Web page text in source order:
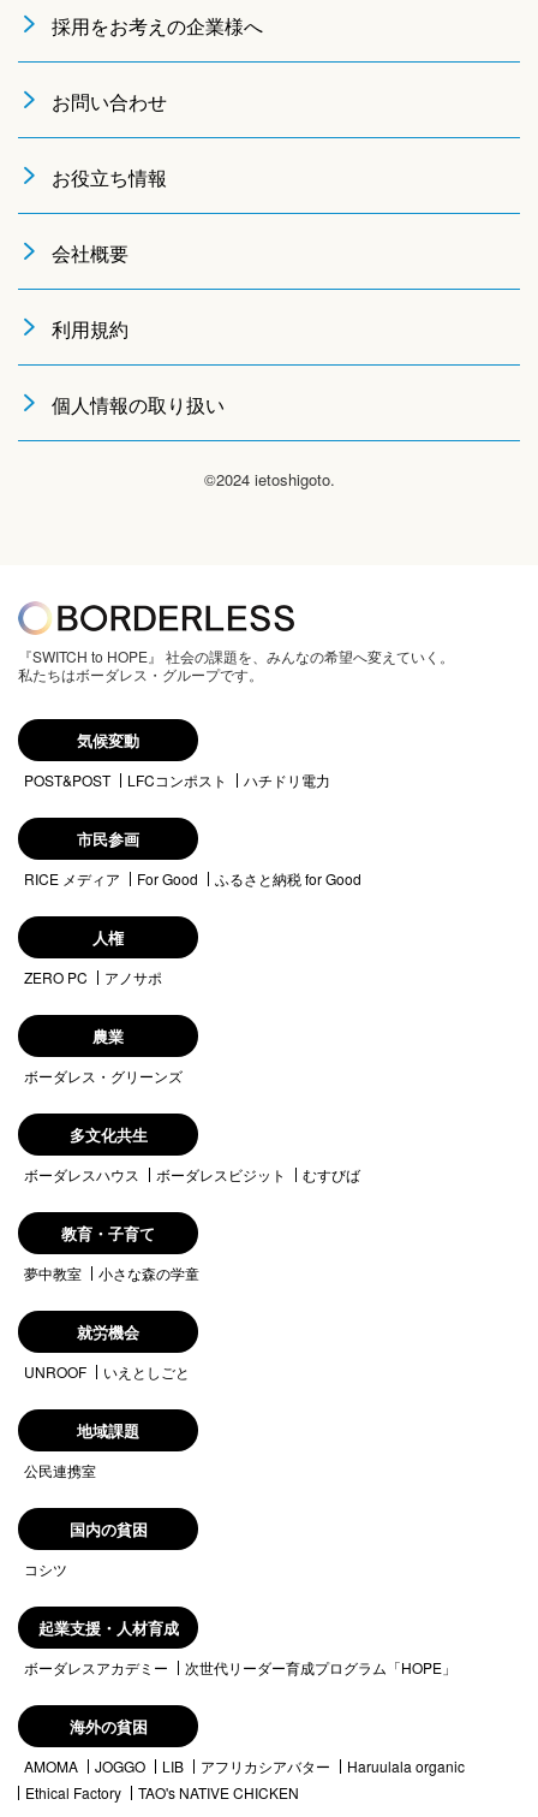
採用をお考えの企業様へ
お問い合わせ
お役立ち情報
会社概要
利用規約
個人情報の取り扱い
©2024 ietoshigoto.
『SWITCH to HOPE』 社会の課題を、みんなの希望へ変えていく。
私たちはボーダレス・グループです。
気候変動
POST&POST LFCコンポスト ハチドリ電力
市民参画
RICE メディア For Good ふるさと納税 for Good
人権
ZERO PC アノサポ
農業
ボーダレス・グリーンズ
多文化共生
ボーダレスハウス ボーダレスビジット むすびば
教育・子育て
夢中教室 小さな森の学童
就労機会
UNROOF いえとしごと
地域課題
公民連携室
国内の貧困
コシツ
起業支援・人材育成
ボーダレスアカデミー 次世代リーダー育成プログラム「HOPE」
海外の貧困
AMOMA JOGGO LIB アフリカシアバター
Haruulala organic
Ethical Factory
TAO's NATIVE CHICKEN